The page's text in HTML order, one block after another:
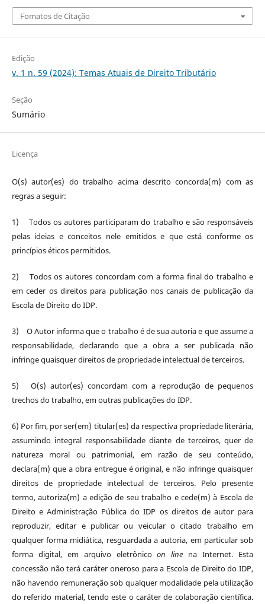
Fomatos de Citação
Edição
v. 1 n. 59 (2024): Temas Atuais de Direito Tributário
Seção
Sumário
Licença
O(s) autor(es) do trabalho acima descrito concorda(m) com as
regras a seguir:
1) Todos os autores participaram do trabalho e são responsáveis
pelas ideias e conceitos nele emitidos e que está conforme os
princípios éticos permitidos.
2) Todos os autores concordam com a forma final do trabalho e
em ceder os direitos para publicação nos canais de publicação da
Escola de Direito do IDP.
3) O Autor informa que o trabalho é de sua autoria e que assume a
responsabilidade, declarando que a obra a ser publicada não
infringe quaisquer direitos de propriedade intelectual de terceiros.
5) O(s) autor(es) concordam com a reprodução de pequenos
trechos do trabalho, em outras publicações do IDP.
6) Por fim, por ser(em) titular(es) da respectiva propriedade literária,
assumindo integral responsabilidade diante de terceiros, quer de
natureza moral ou patrimonial, em razão de seu conteúdo,
declara(m) que a obra entregue é original, e não infringe quaisquer
direitos de propriedade intelectual de terceiros. Pelo presente
termo, autoriza(m) a edição de seu trabalho e cede(m) à Escola de
Direito e Administração Pública do IDP os direitos de autor para
reproduzir, editar e publicar ou veicular o citado trabalho em
qualquer forma midiática, resguardada a autoria, em particular sob
forma digital, em arquivo eletrônicoon line na Internet. Esta
concessão não terá caráter oneroso para a Escola de Direito do IDP,
não havendo remuneração sob qualquer modalidade pela utilização
do referido material, tendo este o caráter de colaboração científica.